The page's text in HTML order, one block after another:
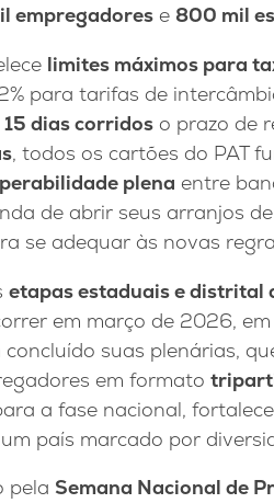
empregadores e 800 mil
limites máximos para
para tarifas de
15 dias corridos o prazo de
, todos os cartões do PAT
plena entre
de abrir seus arranjos
se adequar às novas
etapas estaduais e distrital
em março de 2026,
suas plenárias,
em formato
a fase nacional,
país marcado por
pela Semana Nacional de